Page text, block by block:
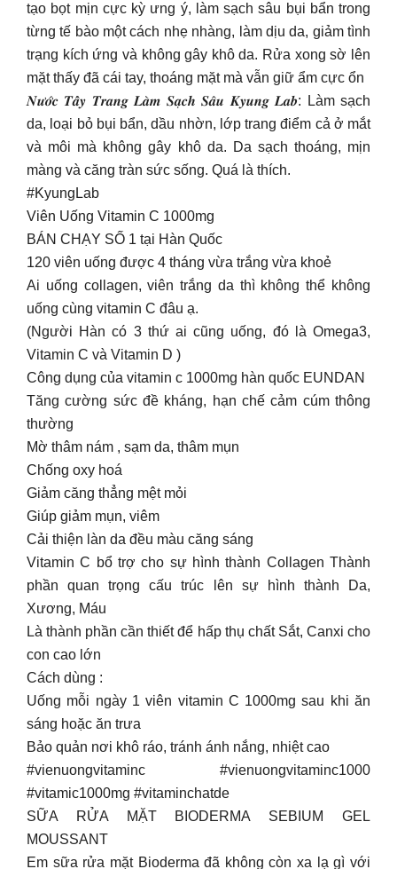
tạo bọt mịn cực kỳ ưng ý, làm sạch sâu bụi bẩn trong
từng tế bào một cách nhẹ nhàng, làm dịu da, giảm tình
trạng kích ứng và không gây khô da. Rửa xong sờ lên
mặt thấy đã cái tay, thoáng mặt mà vẫn giữ ẩm cực ổn
𝑵𝒖̛𝒐̛́𝒄 𝑻𝒂̂̉𝒚 𝑻𝒓𝒂𝒏𝒈 𝑳𝒂̀𝒎 𝑺𝒂̣𝒄𝒉 𝑺𝒂̂𝒖 𝑲𝒚𝒖𝒏𝒈 𝑳𝒂𝒃: Làm sạch
da, loại bỏ bụi bẩn, dầu nhờn, lớp trang điểm cả ở mắt
và môi mà không gây khô da. Da sạch thoáng, mịn
màng và căng tràn sức sống. Quá là thích.
#KyungLab
Viên Uống Vitamin C 1000mg
BÁN CHẠY SỐ 1 tại Hàn Quốc
120 viên uống được 4 tháng vừa trắng vừa khoẻ
Ai uống collagen, viên trắng da thì không thể không
uống cùng vitamin C đâu ạ.
(Người Hàn có 3 thứ ai cũng uống, đó là Omega3,
Vitamin C và Vitamin D )
Công dụng của vitamin c 1000mg hàn quốc EUNDAN
Tăng cường sức đề kháng, hạn chế cảm cúm thông
thường
Mờ thâm nám , sạm da, thâm mụn
Chống oxy hoá
Giảm căng thẳng mệt mỏi
Giúp giảm mụn, viêm
Cải thiện làn da đều màu căng sáng
Vitamin C bổ trợ cho sự hình thành Collagen Thành
phần quan trọng cấu trúc lên sự hình thành Da,
Xương, Máu
Là thành phần cần thiết để hấp thụ chất Sắt, Canxi cho
con cao lớn
Cách dùng :
Uống mỗi ngày 1 viên vitamin C 1000mg sau khi ăn
sáng hoặc ăn trưa
Bảo quản nơi khô ráo, tránh ánh nắng, nhiệt cao
#vienuongvitaminc #vienuongvitaminc1000
#vitamic1000mg #vitaminchatde
SỮA RỬA MẶT BIODERMA SEBIUM GEL
MOUSSANT
Em sữa rửa mặt Bioderma đã không còn xa lạ gì với